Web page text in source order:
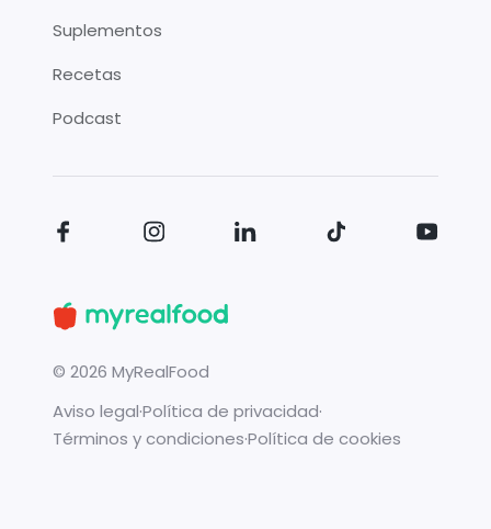
Suplementos
Recetas
Podcast
© 2026 MyRealFood
Aviso legal·Política de privacidad·
Términos y condiciones·Política de cookies